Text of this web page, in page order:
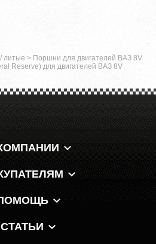
литые > Поршни для двигателей ВАЗ 8V
Reserve) для двигателей ВАЗ 8V
СТАТЬИ